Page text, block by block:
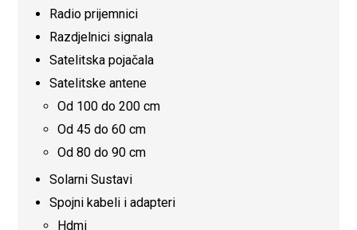
Radio prijemnici
Razdjelnici signala
Satelitska pojačala
Satelitske antene
Od 100 do 200 cm
Od 45 do 60 cm
Od 80 do 90 cm
Solarni Sustavi
Spojni kabeli i adapteri
Hdmi